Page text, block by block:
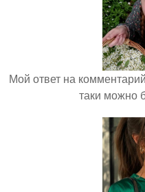
Мой ответ на
таки можно